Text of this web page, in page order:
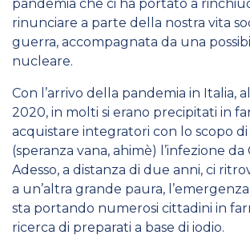
pandemia che ci ha portato a
rinunciare a parte della nostra vita
guerra, accompagnata da una
nucleare.
Con l’arrivo della pandemia in Italia,
2020, in molti si erano precipitati in
acquistare integratori con lo scopo
(speranza vana, ahimè) l’infezione da
Adesso, a distanza di due anni, ci
a un’altra grande paura,
sta portando numerosi cittadini in
ricerca di preparati a base di iodio.